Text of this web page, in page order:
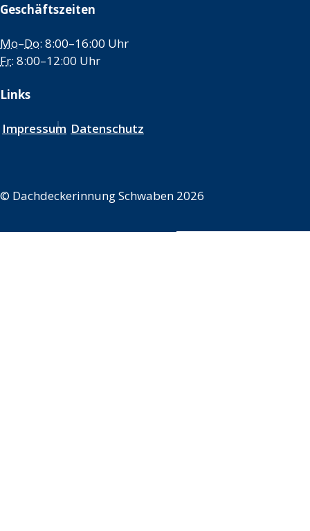
Geschäftszeiten
Mo–Do: 8:00–16:00 Uhr
Fr: 8:00–12:00 Uhr
Links
Impressum Datenschutz
© Dachdeckerinnung Schwaben 2026